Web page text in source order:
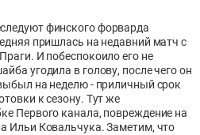
финского форварда
пришлась на недавний матч с
И побеспокоило его не
угодила в голову, после чего он
на неделю - приличный срок
к сезону. Тут же
Первого канала, повреждение на
Ильи Ковальчука. Заметим, что